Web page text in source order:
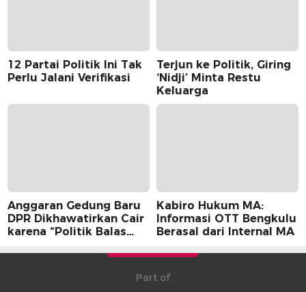
12 Partai Politik Ini Tak
Perlu Jalani Verifikasi
Terjun ke Politik, Giring
‘Nidji’ Minta Restu
Keluarga
Anggaran Gedung Baru
DPR Dikhawatirkan Cair
karena “Politik Balas
Kabiro Hukum MA:
Informasi OTT Bengkulu
Berasal dari Internal MA
Part of